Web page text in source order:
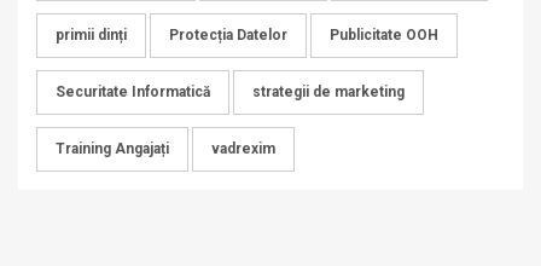
primii dinți Protecția Datelor Publicitate OOH
Securitate Informatică strategii de marketing
Training Angajați vadrexim